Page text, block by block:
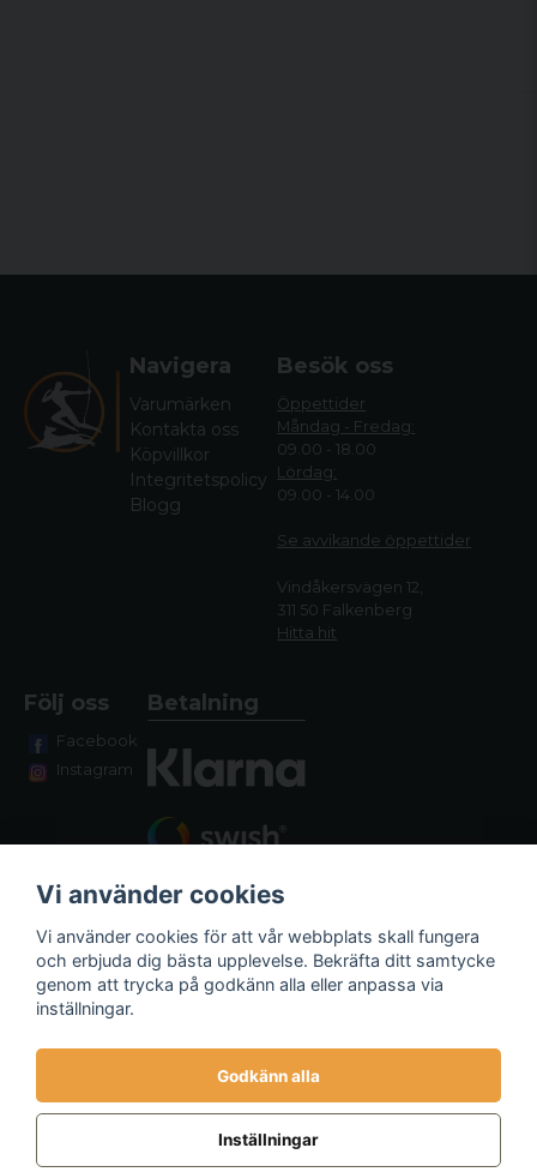
Navigera
Varumärken
Kontakta oss
Köpvillkor
Integritetspolicy
Blogg
Besök oss
Öppettider
Måndag - Fredag:
09.00 - 18.00
Lördag:
09.00 - 14.00
Se avvikande öppettider
Vindåkersvägen 12,
311 50 Falkenberg
Hitta hit
Följ oss
Facebook
Instagram
Betalning
Fraktalternativ
Vi använder cookies
Vi använder cookies för att vår webbplats skall fungera
och erbjuda dig bästa upplevelse. Bekräfta ditt samtycke
genom att trycka på godkänn alla eller anpassa via
inställningar.
Godkänn alla
Inställningar